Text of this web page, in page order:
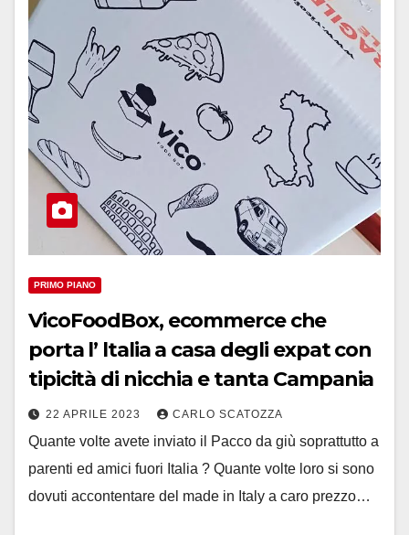
PRIMO PIANO
VicoFoodBox, ecommerce che
porta l’ ltalia a casa degli expat con
tipicità di nicchia e tanta Campania
22 APRILE 2023 CARLO SCATOZZA
Quante volte avete inviato il Pacco da giù soprattutto a
parenti ed amici fuori Italia ? Quante volte loro si sono
dovuti accontentare del made in Italy a caro prezzo…